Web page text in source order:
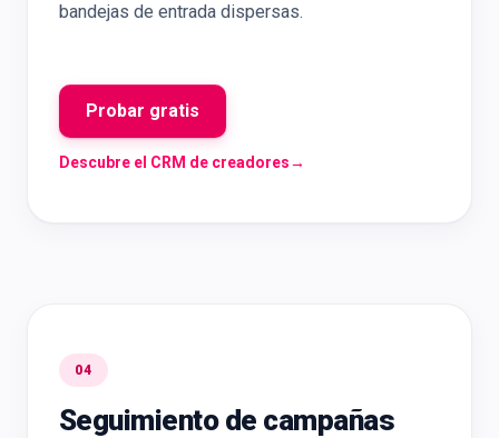
bandejas de entrada dispersas.
Probar gratis
Descubre el CRM de creadores→
04
Seguimiento de campañas